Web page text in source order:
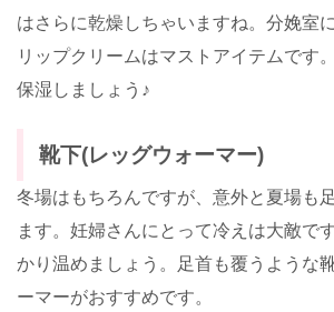
はさらに乾燥しちゃいますね。分娩室
リップクリームはマストアイテムです
保湿しましょう♪
靴下(レッグウォーマー)
冬場はもちろんですが、意外と夏場も
ます。妊婦さんにとって冷えは大敵で
かり温めましょう。足首も覆うような
ーマーがおすすめです。